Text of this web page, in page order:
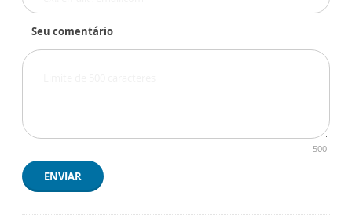
Seu comentário
500
ENVIAR